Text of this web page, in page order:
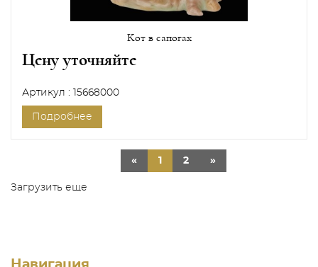
Кот в сапогах
Цену уточняйте
Артикул : 15668000
Подробнее
« 1 2 »
Загрузить еще